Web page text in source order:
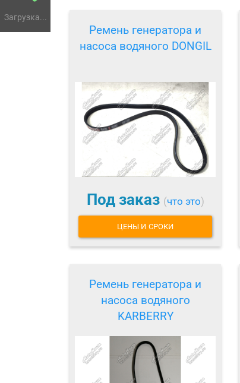
Загрузка...
Ремень генератора и
насоса водяного DONGIL
Под заказ (что это)
ЦЕНЫ И СРОКИ
Ремень генератора и
насоса водяного
KARBERRY